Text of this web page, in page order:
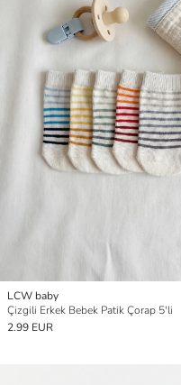
LCW baby
Çizgili Erkek Bebek Patik Çorap 5'li
2.99 EUR